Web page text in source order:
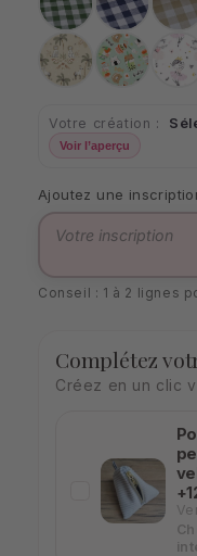
Carreaux
verts
9mm
Carreaux
bleus
9mm
Jungle Kawai
Votre création :
Voir l’aperçu
Ajoutez une
Conseil : 1 à 2 lignes
Complétez
Créez en un clic